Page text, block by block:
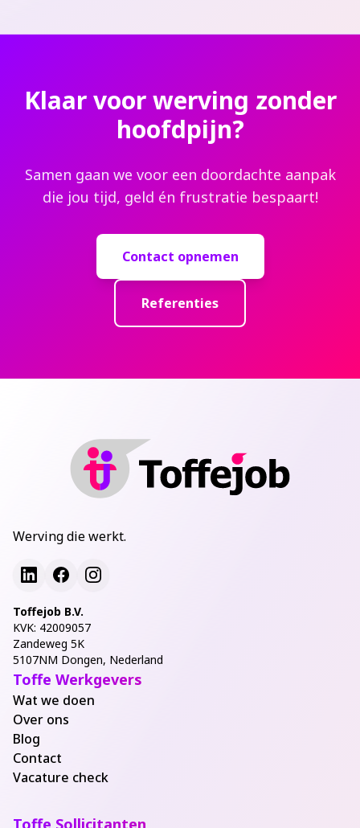
Klaar voor werving zonder
hoofdpijn?
Samen gaan we voor een doordachte aanpak
die jou tijd, geld én frustratie bespaart!
Contact opnemen
Referenties
Werving die werkt.
Toffejob B.V.
KVK: 42009057
Zandeweg 5K
5107NM Dongen, Nederland
Toffe Werkgevers
Wat we doen
Over ons
Blog
Contact
Vacature check
Toffe Sollicitanten